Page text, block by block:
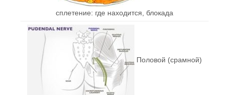
сплетение: где находится, блокада
Половой (срамной)